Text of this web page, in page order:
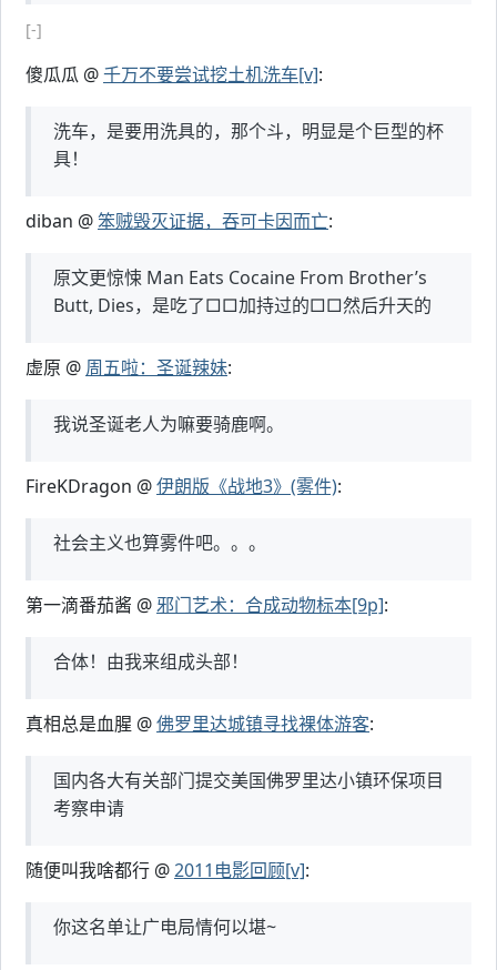
[-]
傻瓜瓜 @千万不要尝试挖土机洗车[v]:
洗车，是要用洗具的，那个斗，明显是个巨型的杯
具！
diban @笨贼毁灭证据，吞可卡因而亡:
原文更惊悚 Man Eats Cocaine From Brother’s
Butt, Dies，是吃了□□加持过的□□然后升天的
虚原 @ 周五啦：圣诞辣妹:
我说圣诞老人为嘛要骑鹿啊。
FireKDragon @伊朗版《战地3》(雾件):
社会主义也算雾件吧。。。
第一滴番茄酱 @邪门艺术：合成动物标本[9p]:
合体！由我来组成头部！
真相总是血腥 @佛罗里达城镇寻找裸体游客:
国内各大有关部门提交美国佛罗里达小镇环保项目
考察申请
随便叫我啥都行 @2011电影回顾[v]:
你这名单让广电局情何以堪~